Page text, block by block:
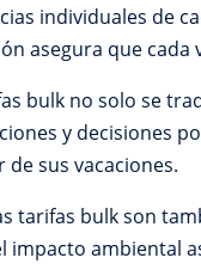
individuales de
asegura que
bulk no solo se
y decisiones
sus vacaciones.
tarifas bulk son
impacto ambiental